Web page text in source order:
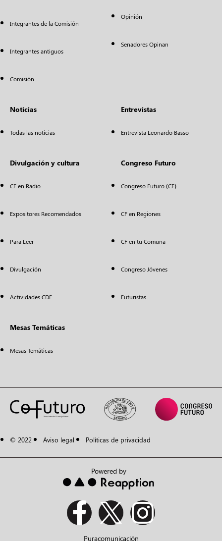
Integrantes de la Comisión
Integrantes antiguos
Comisión
Opinión
Senadores Opinan
Noticias
Todas las noticias
Entrevistas
Entrevista Leonardo Basso
Divulgación y cultura
CF en Radio
Expositores Recomendados
Para Leer
Divulgación
Actividades CDF
Congreso Futuro
Congreso Futuro (CF)
CF en Regiones
CF en tu Comuna
Congreso Jóvenes
Futuristas
Mesas Temáticas
Mesas Temáticas
© 2022 Aviso legal Políticas de privacidad
Powered by
Puracomunicación